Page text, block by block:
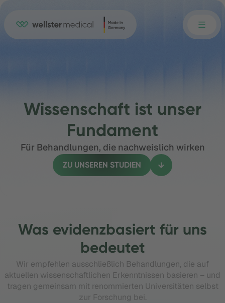
Wissenschaft ist unser
Fundament
Für Behandlungen, die nachweislich wirken
ZU UNSEREN STUDIEN
Was evidenzbasiert für uns
bedeutet
Wir empfehlen ausschließlich Behandlungen, die auf
aktuellen wissenschaftlichen Erkenntnissen basieren – und
tragen gemeinsam mit renommierten Universitäten selbst
zur Forschung bei.